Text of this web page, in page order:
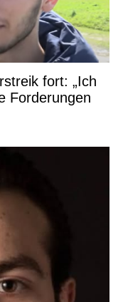
fort: „Ich
Forderungen